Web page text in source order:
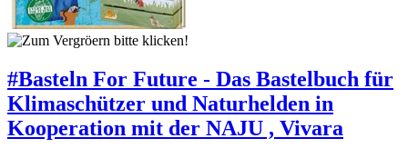
#Basteln For Future - Das Bastelbuch für
Klimaschützer und Naturhelden in
Kooperation mit der NAJU , Vivara